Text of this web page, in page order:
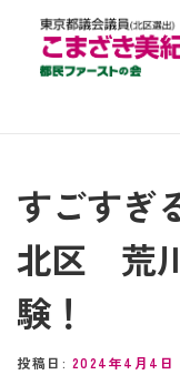
すごすぎ
北区 荒
験！
投稿日: 2024年4月4日